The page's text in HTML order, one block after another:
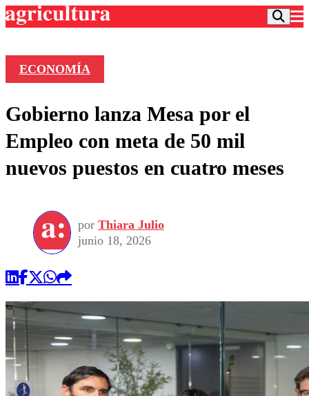
Frecuencias
Agricultura TV
Deportes
Colo Colo
Seleccion Chilena
Torneo Internacional
Universidad de Chile
Entretención
Economía
Internacional
Sustentabilidad
Publicaciones en medios
Opinión
ECONOMÍA
Gobierno lanza Mesa por el
Empleo con meta de 50 mil
nuevos puestos en cuatro meses
por Thiara Julio
junio 18, 2026